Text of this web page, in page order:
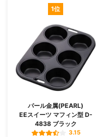
1位
パール金属(PEARL)
EEスイーツ マフィン型 D-
4838 ブラック
3.15